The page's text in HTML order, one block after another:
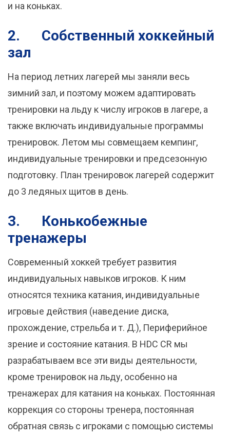
и на коньках.
2. Собственный хоккейный
зал
На период летних лагерей мы заняли весь
зимний зал, и поэтому можем адаптировать
тренировки на льду к числу игроков в лагере, а
также включать индивидуальные программы
тренировок. Летом мы совмещаем кемпинг,
индивидуальные тренировки и предсезонную
подготовку. План тренировок лагерей содержит
до 3 ледяных щитов в день.
3. Конькобежные
тренажеры
Современный хоккей требует развития
индивидуальных навыков игроков. К ним
относятся техника катания, индивидуальные
игровые действия (наведение диска,
прохождение, стрельба и т. Д.), Периферийное
зрение и состояние катания. В HDC CR мы
разрабатываем все эти виды деятельности,
кроме тренировок на льду, особенно на
тренажерах для катания на коньках. Постоянная
коррекция со стороны тренера, постоянная
обратная связь с игроками с помощью системы